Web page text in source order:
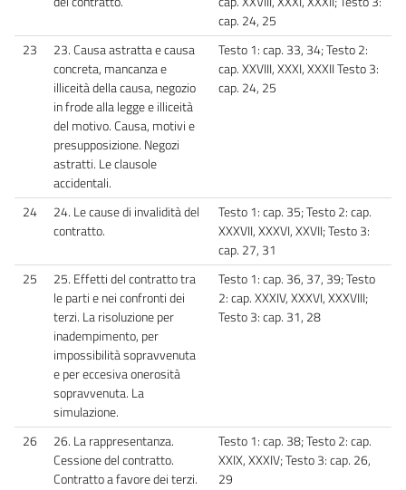
cap. 24, 25
23
23. Causa astratta e causa
concreta, mancanza e
illiceità della causa, negozio
in frode alla legge e illiceità
del motivo. Causa, motivi e
presupposizione. Negozi
astratti. Le clausole
accidentali.
Testo 1: cap. 33, 34; Testo 2:
cap. XXVIII, XXXI, XXXII Testo 3:
cap. 24, 25
24
24. Le cause di invalidità del
contratto.
Testo 1: cap. 35; Testo 2: cap.
XXXVII, XXXVI, XXVII; Testo 3:
cap. 27, 31
25
25. Effetti del contratto tra
le parti e nei confronti dei
terzi. La risoluzione per
inadempimento, per
impossibilità sopravvenuta
e per eccesiva onerosità
sopravvenuta. La
simulazione.
Testo 1: cap. 36, 37, 39; Testo
2: cap. XXXIV, XXXVI, XXXVIII;
Testo 3: cap. 31, 28
26
26. La rappresentanza.
Cessione del contratto.
Contratto a favore dei terzi.
Testo 1: cap. 38; Testo 2: cap.
XXIX, XXXIV; Testo 3: cap. 26,
29